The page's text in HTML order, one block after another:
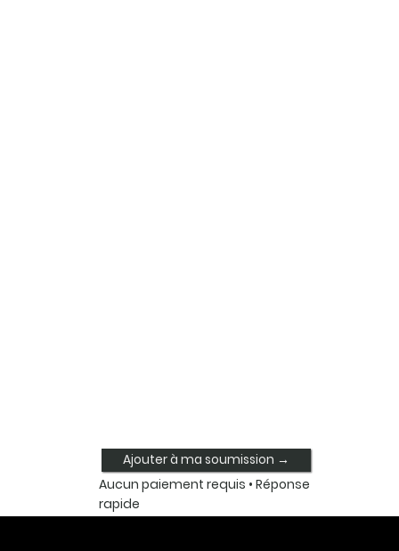
Ajouter à ma soumission →
Aucun paiement requis • Réponse
rapide